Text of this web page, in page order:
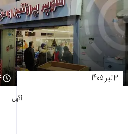
۳ تیر ۱۴۰۵ ۴
آگهی